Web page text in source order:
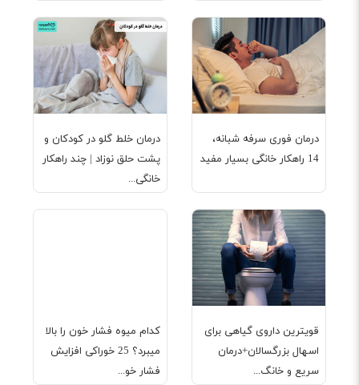
درمان خلط گلو در کودکان و
پشت حلق نوزاد | چند راهکار
خانگی...
درمان فوری سرفه شبانه،
14 راهکار خانگی بسیار مفید
کدام میوه فشار خون را بالا
میبرد؟ 25 خوراکی افزایش
فشار خو...
قویترین داروی گیاهی برای
اسهال بزرگسالان+درمان
سریع و خانگ...